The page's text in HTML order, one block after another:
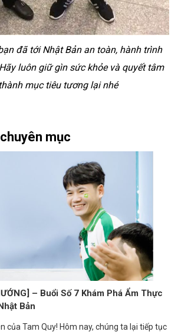
đã tới Nhật Bản an toàn, hành trình
luôn giữ gìn sức khỏe và quyết tâm
mục tiêu tương lại nhé
mục
– Buổi Số 7 Khám Phá Ẩm Thực
Bản
của Tam Quy! Hôm nay, chúng ta lại tiếp tục